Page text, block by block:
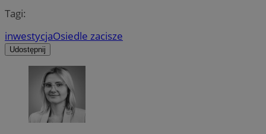
Tagi:
inwestycjaOsiedle zacisze
Udostępnij